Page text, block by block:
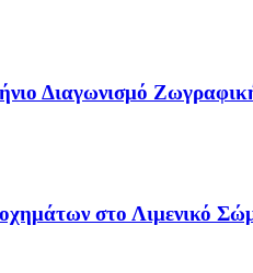
Διαγωνισμό
στο Λιμενικό